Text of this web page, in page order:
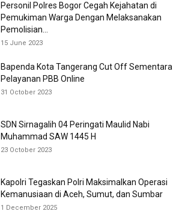
Personil Polres Bogor Cegah Kejahatan di
Pemukiman Warga Dengan Melaksanakan
Pemolisian...
15 June 2023
Bapenda Kota Tangerang Cut Off Sementara
Pelayanan PBB Online
31 October 2023
SDN Sirnagalih 04 Peringati Maulid Nabi
Muhammad SAW 1445 H
23 October 2023
Kapolri Tegaskan Polri Maksimalkan Operasi
Kemanusiaan di Aceh, Sumut, dan Sumbar
1 December 2025